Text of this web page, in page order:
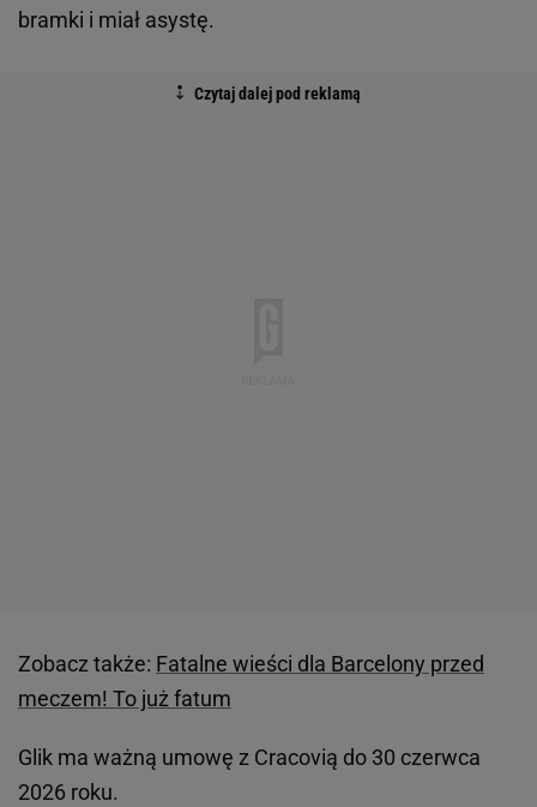
bramki i miał asystę.
Zobacz także: Fatalne wieści dla Barcelony przed
meczem! To już fatum
Glik ma ważną umowę z Cracovią do 30 czerwca
2026 roku.